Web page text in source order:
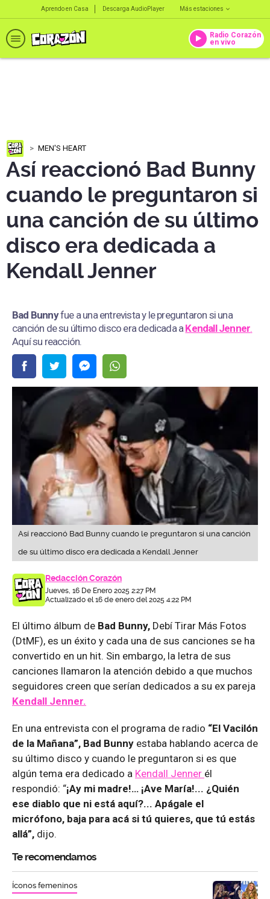
Aprendo en Casa Descarga AudioPlayer Más estaciones
Radio Corazón
en vivo
MEN'S HEART
Así reaccionó Bad Bunny
cuando le preguntaron si
una canción de su último
disco era dedicada a
Kendall Jenner
Bad Bunnyfue a una entrevista y le preguntaron si una
canción de su último disco era dedicada a Kendall Jenner.
Aquí su reacción.
Así reaccionó Bad Bunny cuando le preguntaron si una canción
de su último disco era dedicada a Kendall Jenner
Redacción Corazón
Jueves, 16 De Enero 2025 2:27 PM
Actualizado el 16 de enero del 2025 4:22 PM
El último álbum de Bad Bunny, Debí Tirar Más Fotos
(DtMF), es un éxito y cada una de sus canciones se ha
convertido en un hit. Sin embargo, la letra de sus
canciones llamaron la atención debido a que muchos
seguidores creen que serían dedicados a su ex pareja
Kendall Jenner.
En una entrevista con el programa de radio “El Vacilón
de la Mañana”, Bad Bunny estaba hablando acerca de
su último disco y cuando le preguntaron si es que
algún tema era dedicado a Kendall Jenner él
respondió: “¡Ay mi madre!… ¡Ave María!... ¿Quién
ese diablo que ni está aquí?... Apágale el
micrófono, baja para acá si tú quieres, que tú estás
allá”, dijo.
Te recomendamos
Íconos femeninos